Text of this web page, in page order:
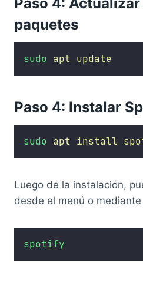
paquetes
sudo apt update
Paso 4: Instalar
sudo apt install
Luego de la instalación,
desde el menú o
spotify